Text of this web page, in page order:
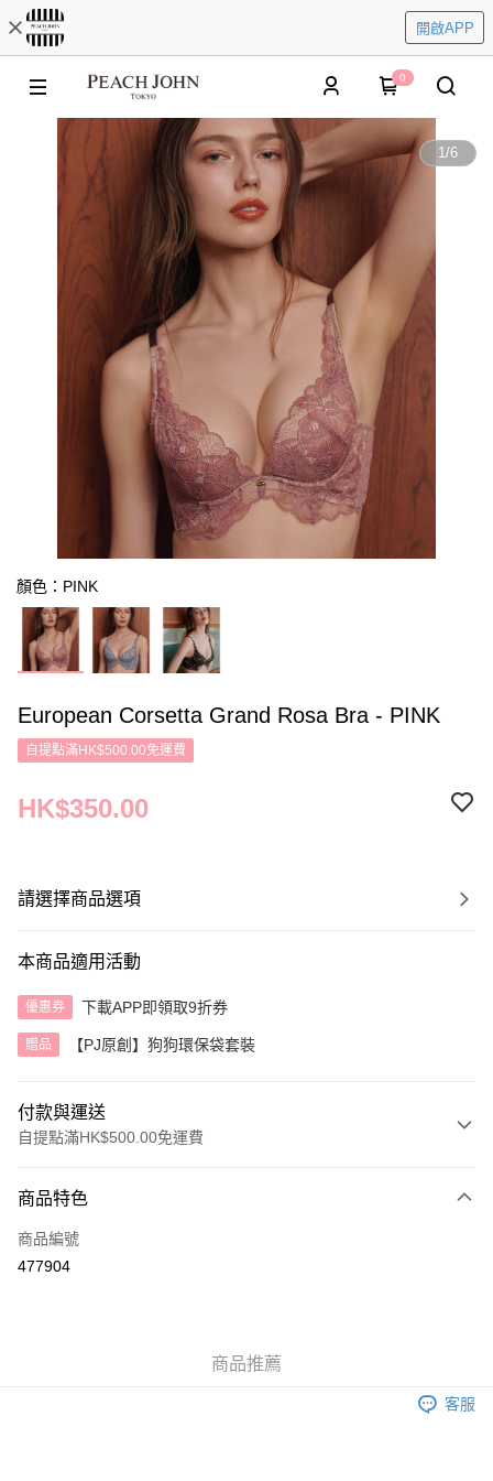
開啟APP
0
1/6
顏色：PINK
European Corsetta Grand Rosa Bra - PINK
自提點滿HK$500.00免運費
HK$350.00
請選擇商品選項
本商品適用活動
優惠券 下載APP即領取9折券
贈品 【PJ原創】狗狗環保袋套裝
付款與運送
自提點滿HK$500.00免運費
信用卡
AlipayHK
每筆HK$40.00，滿HK$500.00或以上免運費
商品特色
商品編號
477904
商品推薦
客服